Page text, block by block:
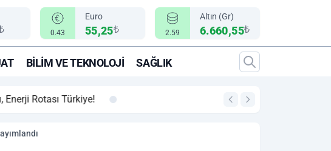
0.43
Euro
55,25₺ 2.59
Altın (Gr)
6.660,55₺
BILIM VE TEKNOLOJI SAĞLIK
Türkiye! 00:12